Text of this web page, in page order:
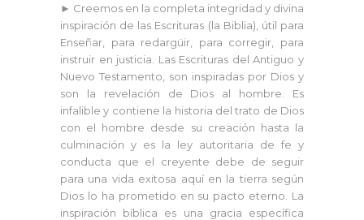
► Creemos en la completa integridad y divina
inspiración de las Escrituras (la Biblia), útil para
Enseñar, para redargüir, para corregir, para
instruir en justicia. Las Escrituras del Antiguo y
Nuevo Testamento, son inspiradas por Dios y
son la revelación de Dios al hombre. Es
infalible y contiene la historia del trato de Dios
con el hombre desde su creación hasta la
culminación y es la ley autoritaria de fe y
conducta que el creyente debe de seguir
para una vida exitosa aquí en la tierra según
Dios lo ha prometido en su pacto eterno. La
inspiración bíblica es una gracia específica